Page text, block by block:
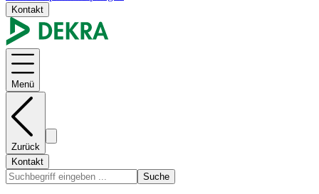
Kontakt
Menü
Zurück
Kontakt
Suche